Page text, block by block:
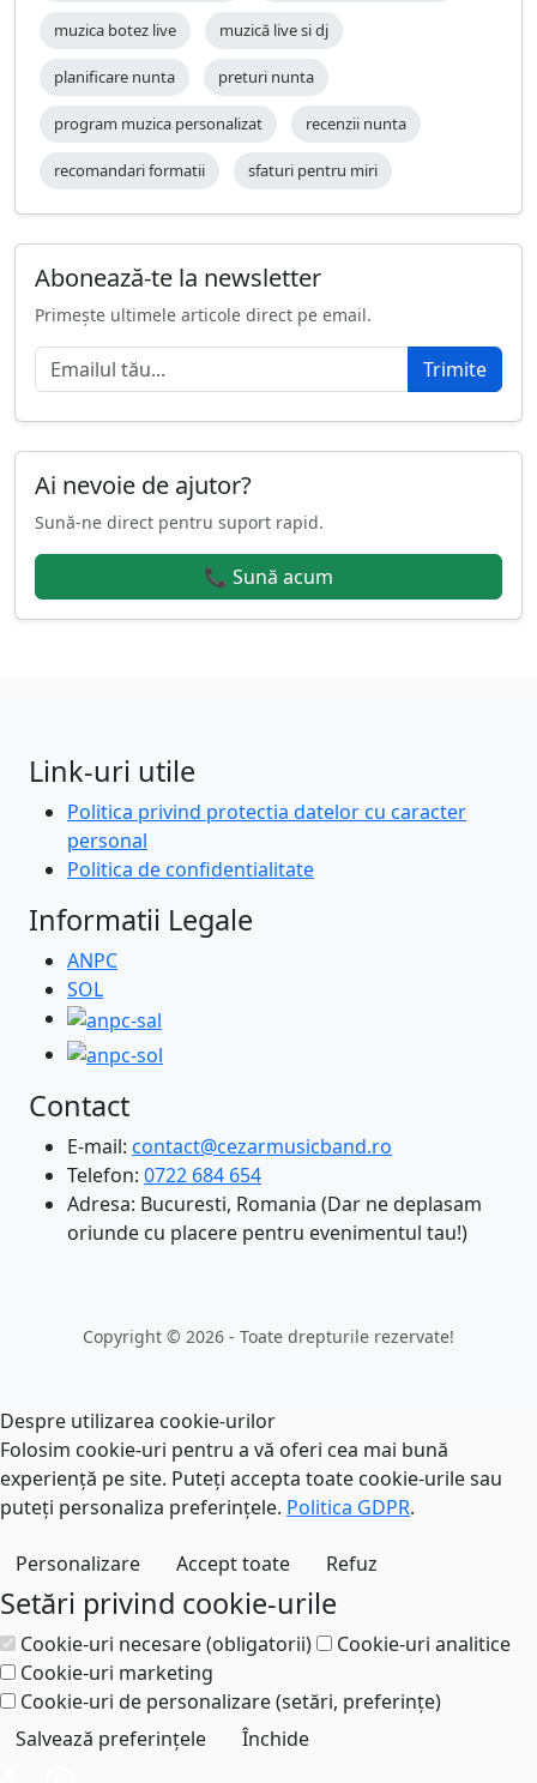
muzica botez live muzică live si dj
planificare nunta preturi nunta
program muzica personalizat recenzii nunta
recomandari formatii sfaturi pentru miri
Abonează-te la newsletter
Primește ultimele articole direct pe email.
Trimite
Ai nevoie de ajutor?
Sună-ne direct pentru suport rapid.
📞 Sună acum
Link-uri utile
Politica privind protectia datelor cu caracter
personal
Politica de confidentialitate
Informatii Legale
ANPC
SOL
Contact
E-mail: contact@cezarmusicband.ro
Telefon: 0722 684 654
Adresa: Bucuresti, Romania (Dar ne deplasam
oriunde cu placere pentru evenimentul tau!)
Copyright © 2026 - Toate drepturile rezervate!
Despre utilizarea cookie-urilor
Folosim cookie-uri pentru a vă oferi cea mai bună
experiență pe site. Puteți accepta toate cookie-urile sau
puteți personaliza preferințele. Politica GDPR.
Personalizare Accept toate Refuz
Setări privind cookie-urile
Cookie-uri necesare (obligatorii)
Cookie-uri analitice
Cookie-uri marketing
Cookie-uri de personalizare (setări, preferințe)
Salvează preferințele
Închide